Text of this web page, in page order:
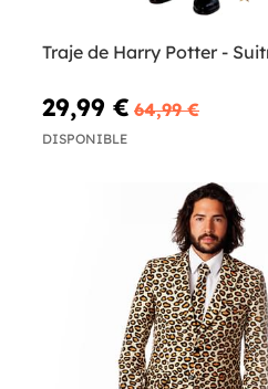
Traje de Harry Potter -
29,99 € 64,99 €
DISPONIBLE